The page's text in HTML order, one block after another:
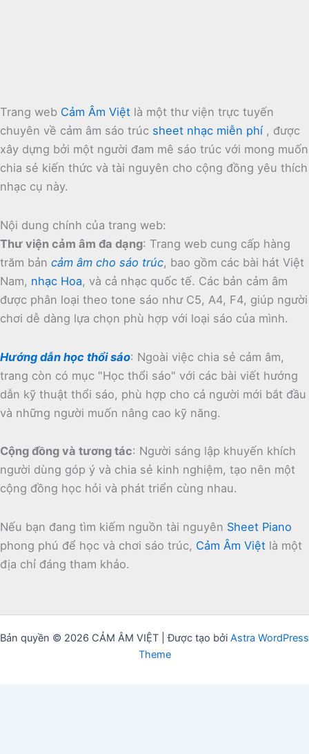
Trang web Cảm Âm Việt là một thư viện trực tuyến
chuyên về cảm âm sáo trúc sheet nhạc miễn phí , được
xây dựng bởi một người đam mê sáo trúc với mong muốn
chia sẻ kiến thức và tài nguyên cho cộng đồng yêu thích
nhạc cụ này.
Nội dung chính của trang web:
Thư viện cảm âm đa dạng: Trang web cung cấp hàng
trăm bản cảm âm cho sáo trúc, bao gồm các bài hát Việt
Nam, nhạc Hoa, và cả nhạc quốc tế. Các bản cảm âm
được phân loại theo tone sáo như C5, A4, F4, giúp người
chơi dễ dàng lựa chọn phù hợp với loại sáo của mình.
Hướng dẫn học thổi sáo: Ngoài việc chia sẻ cảm âm,
trang còn có mục "Học thổi sáo" với các bài viết hướng
dẫn kỹ thuật thổi sáo, phù hợp cho cả người mới bắt đầu
và những người muốn nâng cao kỹ năng.
Cộng đồng và tương tác: Người sáng lập khuyến khích
người dùng góp ý và chia sẻ kinh nghiệm, tạo nên một
cộng đồng học hỏi và phát triển cùng nhau.
Nếu bạn đang tìm kiếm nguồn tài nguyên Sheet Piano
phong phú để học và chơi sáo trúc, Cảm Âm Việt là một
địa chỉ đáng tham khảo.
Bản quyền © 2026 CẢM ÂM VIỆT | Được tạo bởi Astra WordPress
Theme